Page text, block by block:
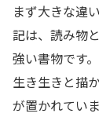
まず大きな違
記は、読み物
強い書物です
生き生きと描
が置かれていま